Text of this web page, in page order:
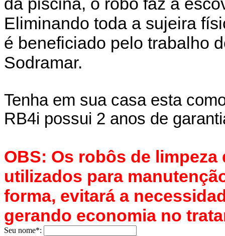
Eliminando toda a sujeira
é beneficiado pelo trabalho
Sodramar.
Tenha em sua casa esta
RB4i possui 2 anos de
OBS: Os robôs de
utilizados para
forma, evitará a
gerando economia no
Seu nome*: